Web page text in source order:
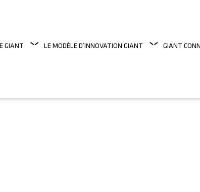
GIANT LE MODÈLE D’INNOVATION GIANT GIANT